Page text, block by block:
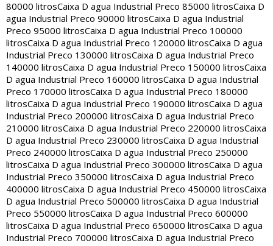
80000 litrosCaixa D agua Industrial Preco 85000 litrosCaixa D
agua Industrial Preco 90000 litrosCaixa D agua Industrial
Preco 95000 litrosCaixa D agua Industrial Preco 100000
litrosCaixa D agua Industrial Preco 120000 litrosCaixa D agua
Industrial Preco 130000 litrosCaixa D agua Industrial Preco
140000 litrosCaixa D agua Industrial Preco 150000 litrosCaixa
D agua Industrial Preco 160000 litrosCaixa D agua Industrial
Preco 170000 litrosCaixa D agua Industrial Preco 180000
litrosCaixa D agua Industrial Preco 190000 litrosCaixa D agua
Industrial Preco 200000 litrosCaixa D agua Industrial Preco
210000 litrosCaixa D agua Industrial Preco 220000 litrosCaixa
D agua Industrial Preco 230000 litrosCaixa D agua Industrial
Preco 240000 litrosCaixa D agua Industrial Preco 250000
litrosCaixa D agua Industrial Preco 300000 litrosCaixa D agua
Industrial Preco 350000 litrosCaixa D agua Industrial Preco
400000 litrosCaixa D agua Industrial Preco 450000 litrosCaixa
D agua Industrial Preco 500000 litrosCaixa D agua Industrial
Preco 550000 litrosCaixa D agua Industrial Preco 600000
litrosCaixa D agua Industrial Preco 650000 litrosCaixa D agua
Industrial Preco 700000 litrosCaixa D agua Industrial Preco